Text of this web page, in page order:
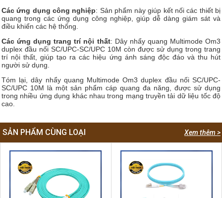
Các ứng dụng công nghiệp: Sản phẩm này giúp kết nối các thiết bị
quang trong các ứng dụng công nghiệp, giúp dễ dàng giám sát và
điều khiển các hệ thống.
Các ứng dụng trang trí nội thất: Dây nhẩy quang Multimode Om3
duplex đầu nối SC/UPC-SC/UPC 10M còn được sử dụng trong trang
trí nội thất, giúp tạo ra các hiệu ứng ánh sáng độc đáo và thu hút
người sử dụng.
Tóm lại, dây nhẩy quang Multimode Om3 duplex đầu nối SC/UPC-
SC/UPC 10M là một sản phẩm cáp quang đa năng, được sử dụng
trong nhiều ứng dụng khác nhau trong mạng truyền tải dữ liệu tốc độ
cao.
Xem thêm >
SẢN PHẨM CÙNG LOẠI